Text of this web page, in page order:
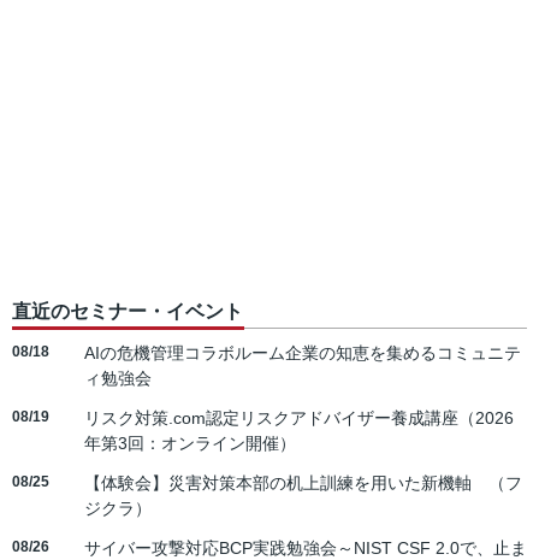
直近のセミナー・イベント
08/18
AIの危機管理コラボルーム企業の知恵を集めるコミュニテ
ィ勉強会
08/19
リスク対策.com認定リスクアドバイザー養成講座（2026
年第3回：オンライン開催）
08/25
【体験会】災害対策本部の机上訓練を用いた新機軸 （フ
ジクラ）
08/26
サイバー攻撃対応BCP実践勉強会～NIST CSF 2.0で、止ま